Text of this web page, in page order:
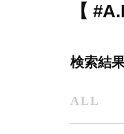
【
検索結
ALL